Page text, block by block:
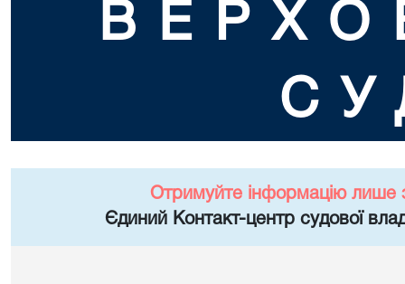
Отримуйте інформацію лише
Єдиний Контакт-центр судової